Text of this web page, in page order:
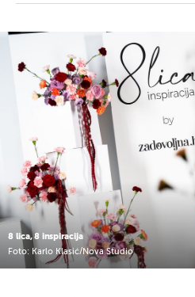
8 lica, 8 inspiracija
Foto: Karlo Klasić/Nova Studio